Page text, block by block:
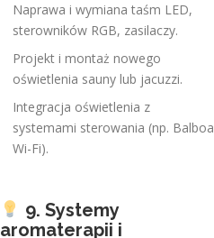
Naprawa i wymiana taśm LED,
sterowników RGB, zasilaczy.
Projekt i montaż nowego
oświetlenia sauny lub jacuzzi.
Integracja oświetlenia z
systemami sterowania (np. Balboa
Wi-Fi).
9. Systemy
aromaterapii i